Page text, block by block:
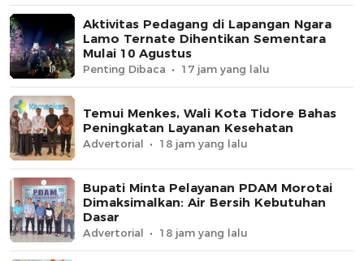
Aktivitas Pedagang di Lapangan Ngara
Lamo Ternate Dihentikan Sementara
Mulai 10 Agustus
Penting Dibaca 17 jam yang lalu
Temui Menkes, Wali Kota Tidore Bahas
Peningkatan Layanan Kesehatan
Advertorial 18 jam yang lalu
Bupati Minta Pelayanan PDAM Morotai
Dimaksimalkan: Air Bersih Kebutuhan
Dasar
Advertorial 18 jam yang lalu